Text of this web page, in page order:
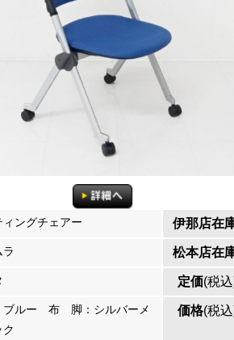
ィングチェアー 伊那店在
ラ 松本店在
定価(税
ブルー 布 脚：シルバーメ
ク
価格(税